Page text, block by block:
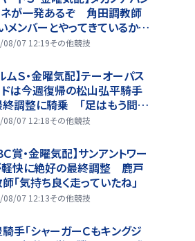
ネが一発あるぞ 角田調教師
メンバーとやってきているか
08/07 12:19その他競技
ムＳ・金曜気配】テーオーパス
は今週復帰の松山弘平騎手
調整に騎乗 「足はもう問題
せん」
08/07 12:18その他競技
Ｃ賞・金曜気配】サンアントワー
軽快に絶好の最終調整 鹿戸
「気持ち良く走っていたね」
08/07 12:13その他競技
手「シャーガーＣもキングジ